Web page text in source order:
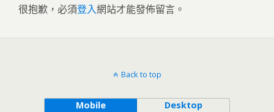
很抱歉，必須登入網站才能發佈留言。
Back to top
Mobile Desktop